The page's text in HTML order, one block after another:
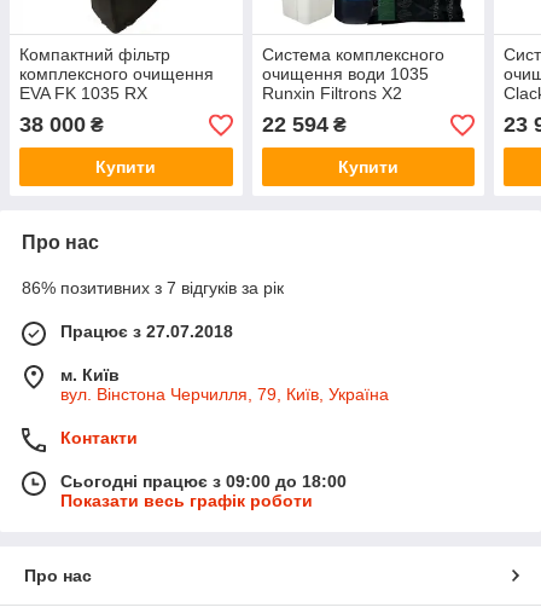
Компактний фільтр
комплексного очищення
EVA FK 1035 RX
38 000 ₴
Купити
Система комплексного
очищення води 1035
Runxin Filtrons X2
22 594₴
Купити
23
Про нас
86% позитивних з 7 відгуків за рік
Працює з 27.07.2018
м. Київ
вул. Вінстона Черчилля, 79, Київ, Україна
Контакти
Сьогодні працює з 09:00 до 18:00
Показати весь графік роботи
Про нас